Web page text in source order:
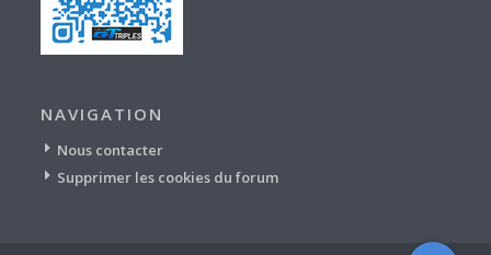
NAVIGATION
Nous contacter
Supprimer les cookies du forum